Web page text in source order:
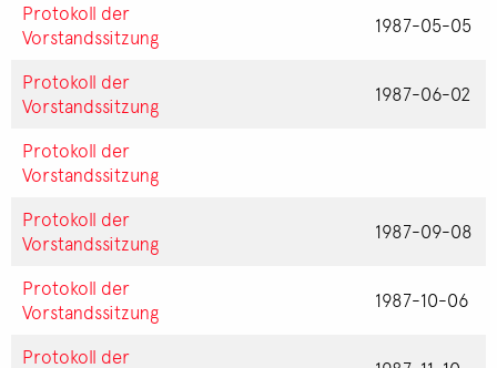
Protokoll der
Vorstandssitzung
1987-05-05
Protokoll der
Vorstandssitzung
1987-06-02
Protokoll der
Vorstandssitzung
Protokoll der
Vorstandssitzung
1987-09-08
Protokoll der
Vorstandssitzung
1987-10-06
Protokoll der